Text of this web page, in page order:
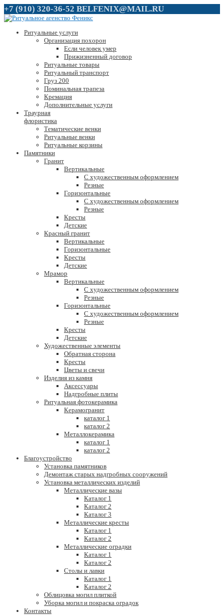
+7 (910) 320-36-52 BELFENIX@MAIL.RU
Ритуальные услуги
Организация похорон
Если человек умер
Прижизненный договор
Ритуальные товары
Ритуальный транспорт
Груз 200
Поминальная трапеза
Кремация
Дополнительные услуги
Траурная
флористика
Тематические венки
Ритуальные венки
Ритуальные корзины
Памятники
Гранит
Вертикальные
С художественным оформлением
Резные
Горизонтальные
С художественным оформлением
Резные
Кресты
Детские
Красный гранит
Вертикальные
Горизонтальные
Кресты
Детские
Мрамор
Вертикальные
С художественным оформлением
Резные
Горизонтальные
С художественным оформлением
Резные
Кресты
Детские
Художественные элементы
Обратная сторона
Кресты
Цветы и свечи
Изделия из камня
Аксессуары
Надгробные плиты
Ритуальная фотокерамика
Керамогранит
каталог 1
каталог 2
Металлокерамика
каталог 1
каталог 2
Благоустройство
Установка памятников
Демонтаж старых надгробных сооружений
Установка металлических изделий
Металлические вазы
Каталог 1
Каталог 2
Каталог 3
Металлические кресты
Каталог 1
Каталог 2
Металлические оградки
Каталог 1
Каталог 2
Столы и лавки
Каталог 1
Каталог 2
Облицовка могил плиткой
Уборка могил и покраска оградок
Контакты